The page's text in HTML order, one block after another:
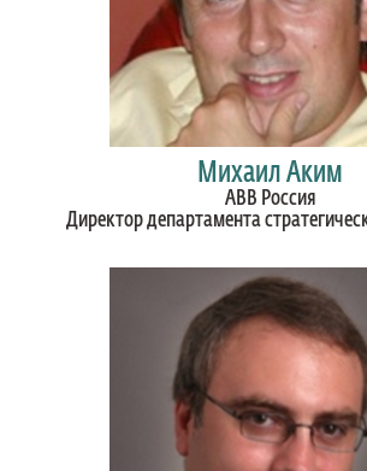
Михаил Аким
ABB Россия
Директор департамента